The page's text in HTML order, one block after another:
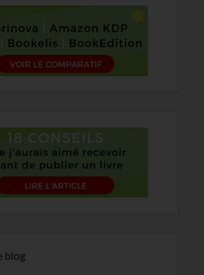
blog